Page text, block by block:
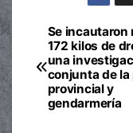
de
entradas
Se incautaron
172 kilos de
una
conjunta de la
provincial y
gendarmería